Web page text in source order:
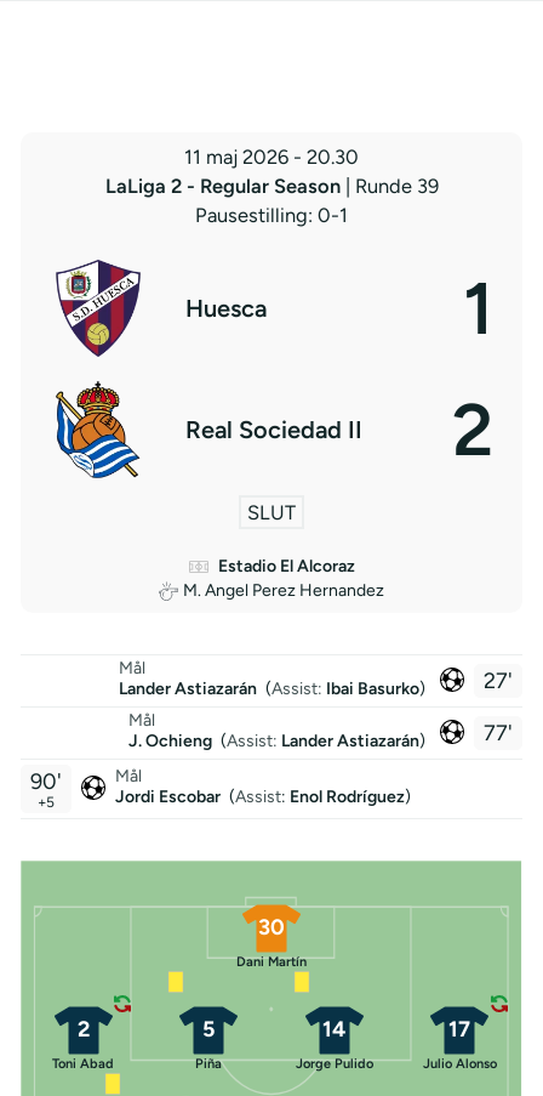
11 maj 2026 - 20.30
LaLiga 2 - Regular Season
| Runde 39
Pausestilling: 0-1
Huesca 1
Real Sociedad II 2
SLUT
Estadio El Alcoraz
M. Angel Perez Hernandez
27'
Mål
Lander Astiazarán (Assist: Ibai Basurko)
77'
Mål
J. Ochieng (Assist: Lander Astiazarán)
Mål
Jordi Escobar (Assist: Enol Rodríguez)
90'
+5
30
Dani Martín
17
Julio Alonso
14
Jorge Pulido
5
Piña
2
Toni Abad